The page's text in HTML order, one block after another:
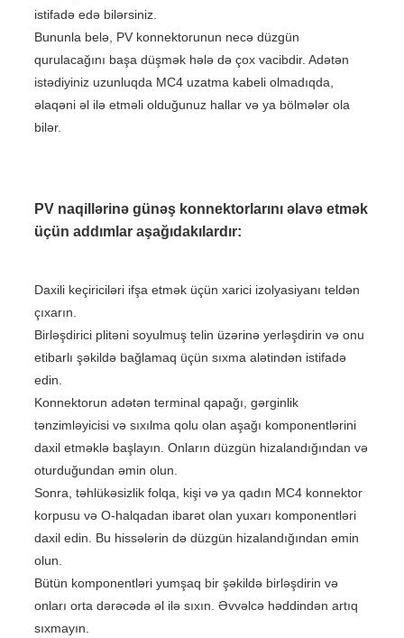
istifadə edə bilərsiniz.
Bununla belə, PV konnektorunun necə düzgün
qurulacağını başa düşmək hələ də çox vacibdir. Adətən
istədiyiniz uzunluqda MC4 uzatma kabeli olmadıqda,
əlaqəni əl ilə etməli olduğunuz hallar və ya bölmələr ola
bilər.
PV naqillərinə günəş konnektorlarını əlavə etmək
üçün addımlar aşağıdakılardır:
Daxili keçiriciləri ifşa etmək üçün xarici izolyasiyanı teldən
çıxarın.
Birləşdirici plitəni soyulmuş telin üzərinə yerləşdirin və onu
etibarlı şəkildə bağlamaq üçün sıxma alətindən istifadə
edin.
Konnektorun adətən terminal qapağı, gərginlik
tənzimləyicisi və sıxılma qolu olan aşağı komponentlərini
daxil etməklə başlayın. Onların düzgün hizalandığından və
oturduğundan əmin olun.
Sonra, təhlükəsizlik folqa, kişi və ya qadın MC4 konnektor
korpusu və O-halqadan ibarət olan yuxarı komponentləri
daxil edin. Bu hissələrin də düzgün hizalandığından əmin
olun.
Bütün komponentləri yumşaq bir şəkildə birləşdirin və
onları orta dərəcədə əl ilə sıxın. Əvvəlcə həddindən artıq
sıxmayın.